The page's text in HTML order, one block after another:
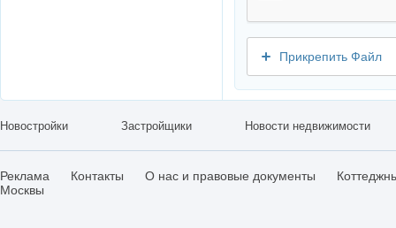
Прикрепить Файл
Новостройки Застройщики Новости недвижимости
Реклама Контакты О нас и правовые документы
Москвы